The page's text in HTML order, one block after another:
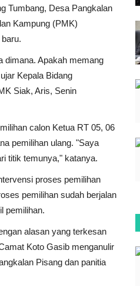
Tumbang, Desa Pangkalan
Kampung (PMK)
dimana. Apakah memang
Kepala Bidang
Siak, Aris, Senin
calon Ketua RT 05, 06
pemilihan ulang. "Saya
titik temunya," katanya.
proses pemilihan
pemilihan sudah berjalan
pemilihan.
alasan yang terkesan
Koto Gasib menganulir
Pisang dan panitia